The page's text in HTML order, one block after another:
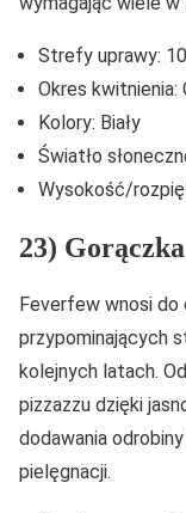
Strefy uprawy:
Okres kwitnienia:
Kolory: Biały
Światło
Wysokość/
23)
Feverfew wnosi do
przypominających
kolejnych latach.
pizzazzu dzięki
dodawania
pielęgnacji.